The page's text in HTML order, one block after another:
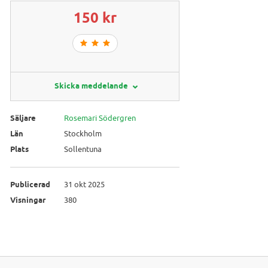
150 kr
Skicka meddelande
Säljare Rosemari Södergren
Län Stockholm
Plats Sollentuna
Publicerad 31 okt 2025
Visningar 380